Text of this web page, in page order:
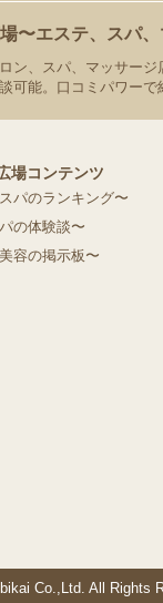
〜エステ、スパ
ン、スパ、マッサー
可能。口コミパワー
場コンテンツ
パのランキング〜
の体験談〜
容の掲示板〜
Co.,Ltd. All Rights